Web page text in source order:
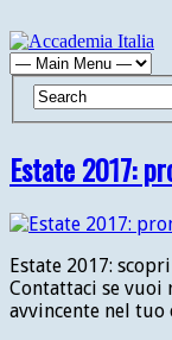
Estate 2017:
Estate 2017:
Contattaci se vuoi
avvincente nel